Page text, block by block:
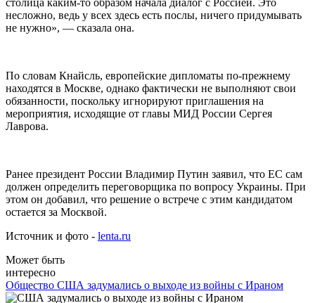
несложно, ведь у всех здесь есть послы, ничего придумывать
не нужно», — сказала она.
По словам Кнайсль, европейские дипломаты по-прежнему
находятся в Москве, однако фактически не выполняют свои
обязанности, поскольку игнорируют приглашения на
мероприятия, исходящие от главы МИД России Сергея
Лаврова.
Ранее президент России Владимир Путин заявил, что ЕС сам
должен определить переговорщика по вопросу Украины. При
этом он добавил, что решение о встрече с этим кандидатом
остается за Москвой.
Источник и фото - lenta.ru
Может быть
интересно
Общество США задумались о выходе из войны с Ираном